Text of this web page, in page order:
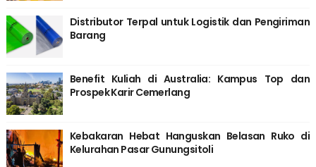
Distributor Terpal untuk Logistik dan Pengiriman
Barang
Benefit Kuliah di Australia: Kampus Top dan
Prospek Karir Cemerlang
Kebakaran Hebat Hanguskan Belasan Ruko di
Kelurahan Pasar Gunungsitoli